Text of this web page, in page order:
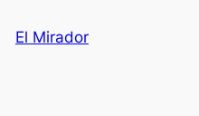
alEl Mirador